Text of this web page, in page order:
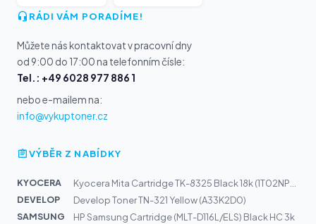
RÁDI VÁM PORADÍME!
Můžete nás kontaktovat v pracovní dny
od 9:00 do 17:00 na telefonním čísle:
Tel.: +49 6028 977 886 1
nebo e-mailem na:
info@vykuptoner.cz
VÝBĚR Z NABÍDKY
KYOCERA
DEVELOP
Develop Toner TN-321 Yellow (A33K2D0)
SAMSUNG
HP Samsung Cartridge (MLT-D116L/ELS) Black HC 3k